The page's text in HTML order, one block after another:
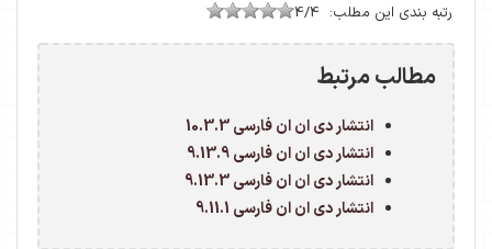
رتبه بندی این مطلب: 4/4
مطالب مرتبط
انتشار دی ان ان فارسی 10.3.3
انتشار دی ان ان فارسی 9.13.9
انتشار دی ان ان فارسی 9.13.3
انتشار دی ان ان فارسی 9.11.1